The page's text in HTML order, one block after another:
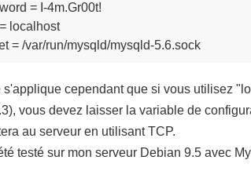
= I-4m.Gr00t!
localhost
s'applique cependant que si vous utilisez
vous devez laisser la variable de
au serveur en utilisant TCP.
testé sur mon serveur Debian 9.5 avec